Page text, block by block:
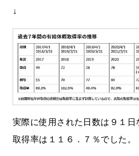
↓
実際に使用された日数は９１日
取得率は１１６．７％でした。